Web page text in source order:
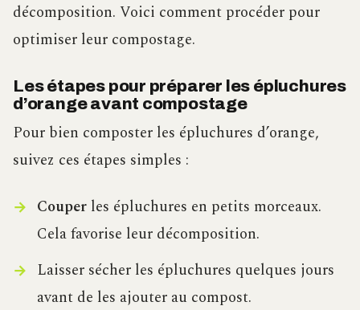
décomposition. Voici comment procéder pour
optimiser leur compostage.
Les étapes pour préparer les épluchures
d’orange avant compostage
Pour bien composter les épluchures d’orange,
suivez ces étapes simples :
Couperles épluchures en petits morceaux.
Cela favorise leur décomposition.
Laisser sécher les épluchures quelques jours
avant de les ajouter au compost.